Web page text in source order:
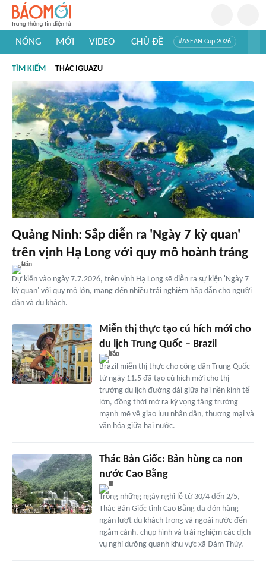
NÓNG MỚI VIDEO CHỦ ĐỀ #ASEAN Cup 2026
#Khám phá thế giới
TÌM KIẾM THÁC IGUAZU
Quảng Ninh: Sắp diễn ra 'Ngày 7 kỳ quan'
trên vịnh Hạ Long với quy mô hoành tráng
Dự kiến vào ngày 7.7.2026, trên vịnh Hạ Long sẽ diễn ra sự kiện 'Ngày 7
kỳ quan' với quy mô lớn, mang đến nhiều trải nghiệm hấp dẫn cho người
dân và du khách.
Miễn thị thực tạo cú hích mới cho
du lịch Trung Quốc – Brazil
Brazil miễn thị thực cho công dân Trung Quốc
từ ngày 11.5 đã tạo cú hích mới cho thị
trường du lịch đường dài giữa hai nền kinh tế
lớn, đồng thời mở ra kỳ vọng tăng trưởng
mạnh mẽ về giao lưu nhân dân, thương mại và
văn hóa giữa hai nước.
Thác Bản Giốc: Bản hùng ca non
nước Cao Bằng
Trong những ngày nghỉ lễ từ 30/4 đến 2/5,
Thác Bản Giốc tỉnh Cao Bằng đã đón hàng
ngàn lượt du khách trong và ngoài nước đến
ngắm cảnh, chụp hình và trải nghiệm các dịch
vụ nghỉ dưỡng quanh khu vực xã Đàm Thủy.